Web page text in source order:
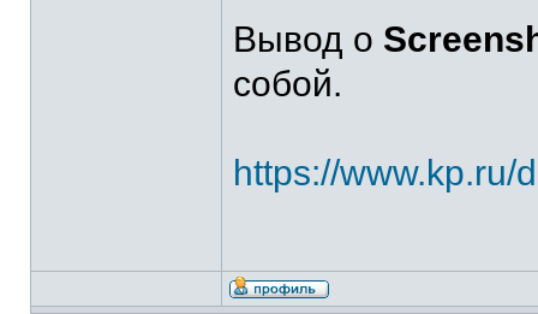
Вывод о
собой.
https://www.kp.ru/